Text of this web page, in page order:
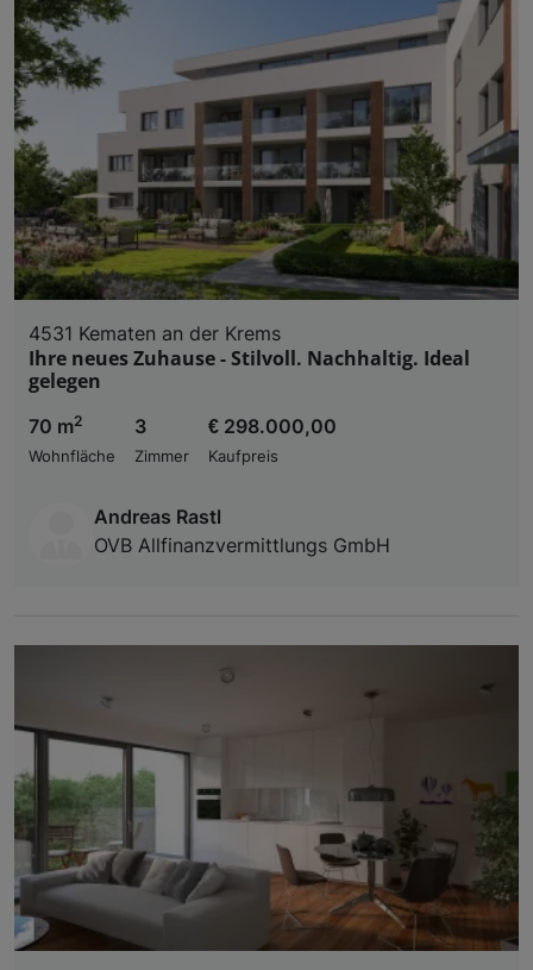
4531 Kematen an der Krems
Ihre neues Zuhause - Stilvoll. Nachhaltig. Ideal
gelegen
70 m2
Wohnfläche
3
Zimmer
€ 298.000,00
Kaufpreis
Andreas Rastl
OVB Allfinanzvermittlungs GmbH